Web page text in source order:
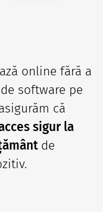
online fără a
software pe
că
sigur la
de